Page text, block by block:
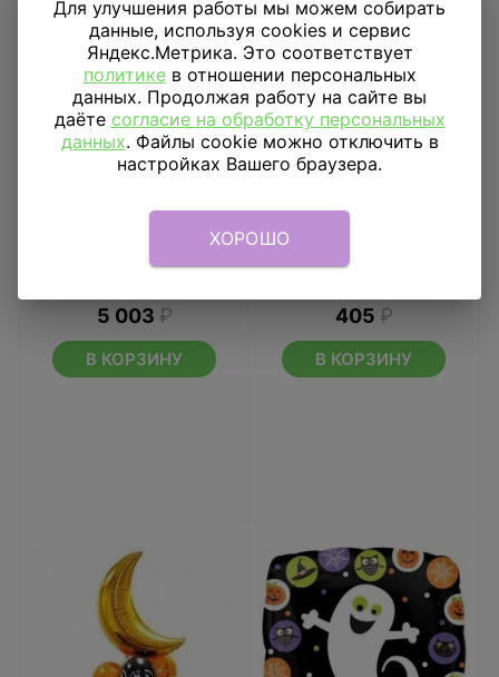
Букет из шаров Мышь
5 003 ₽
В КОРЗИНУ
Шар 18" HWN Вампир
Милый S40
405 ₽
В КОРЗИНУ
Для улучшения работы мы можем собирать
данные, используя cookies и сервис
Яндекс.Метрика. Это соответствует
политикев отношении персональных
данных. Продолжая работу на сайте вы
даёте согласие на обработку персональных
данных. Файлы cookie можно отключить в
настройках Вашего браузера.
ХОРОШО